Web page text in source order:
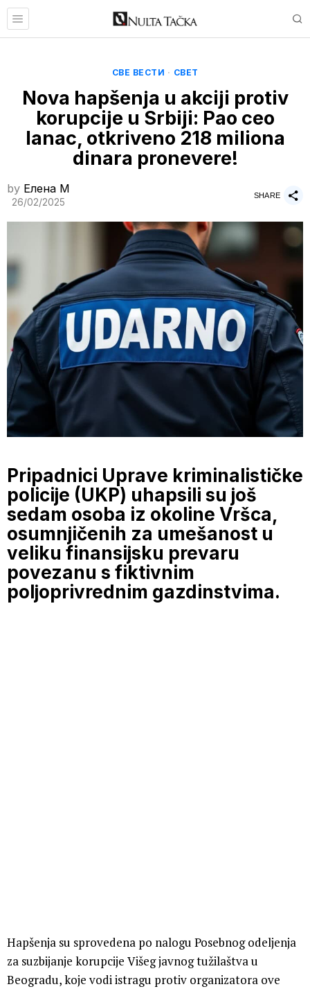
СВЕ ВЕСТИ · СВЕТ
Nova hapšenja u akciji protiv
korupcije u Srbiji: Pao ceo
lanac, otkriveno 218 miliona
dinara pronevere!
by Елена M
26/02/2025
SHARE
Pripadnici Uprave kriminalističke
policije (UKP) uhapsili su još
sedam osoba iz okoline Vršca,
osumnjičenih za umešanost u
veliku finansijsku prevaru
povezanu s fiktivnim
poljoprivrednim gazdinstvima.
Hapšenja su sprovedena po nalogu Posebnog odeljenja
za suzbijanje korupcije Višeg javnog tužilaštva u
Beogradu, koje vodi istragu protiv organizatora ove